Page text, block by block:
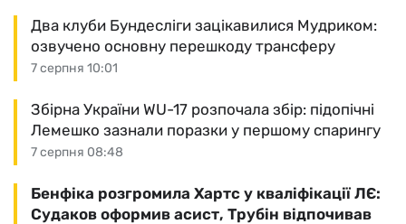
7 серпня 10:01
Два клуби Бундесліги зацікавилися Мудриком:
озвучено основну перешкоду трансферу
7 серпня 08:48
Збірна України WU-17 розпочала збір: підопічні
Лемешко зазнали поразки у першому спарингу
Бенфіка розгромила Хартс у кваліфікації ЛЄ:
Судаков оформив асист, Трубін відпочивав